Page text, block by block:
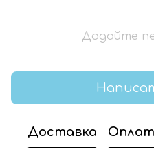
Додайте
Доставка